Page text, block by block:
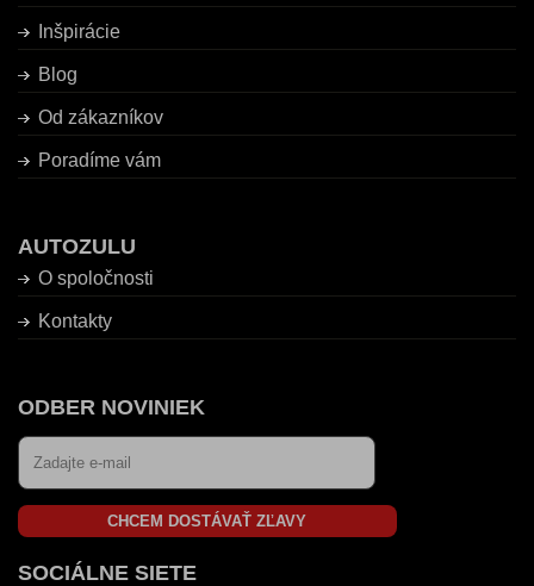
Inšpirácie
Blog
Od zákazníkov
Poradíme vám
AUTOZULU
O spoločnosti
Kontakty
ODBER NOVINIEK
CHCEM DOSTÁVAŤ ZĽAVY
SOCIÁLNE SIETE